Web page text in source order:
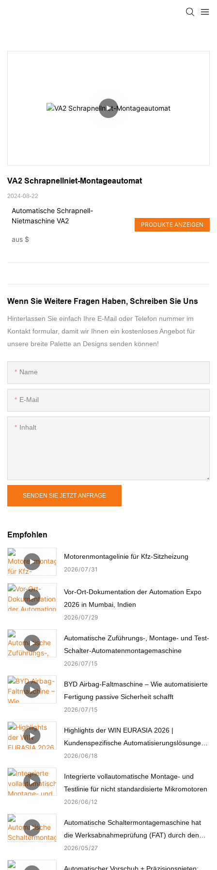
VA2 Schrapnellniet-Montageautomat
2024-08-22
Automatische Schrapnell-
Nietmaschine VA2
aus $
PRODUKTE ANZEIGEN
Wenn Sie Weitere Fragen Haben, Schreiben Sie Uns
Hinterlassen Sie einfach Ihre E-Mail oder Telefon nummer im
Kontakt formular, damit wir Ihnen ein kostenloses Angebot für
unsere breite Palette an Designs senden können!
Name
E-Mail
Inhalt
SENDEN SIE JETZT ANFRAGE
Empfohlen
Motorenmontagelinie für Kfz-Sitzheizung
2026 07 31
Vor-Ort-Dokumentation der Automation Expo
2026 in Mumbai, Indien
2026 07 29
Automatische Zuführungs-, Montage- und Test-
Schalter-Automatenmontagemaschine
2026 07 15
BYD Airbag-Faltmaschine – Wie automatisierte
Fertigung passive Sicherheit schafft
2026 07 15
Highlights der WIN EURASIA 2026 |
Kundenspezifische Automatisierungslösungen
für Elektronik, Automobil, Medizin und Motoren
2026 06 18
Integrierte vollautomatische Montage- und
Testlinie für nicht standardisierte Mikromotoren
2026 06 12
Automatische Schaltermontagemaschine hat
die Werksabnahmeprüfung (FAT) durch den
türkischen Kunden erfolgreich bestanden.
2026 05 27